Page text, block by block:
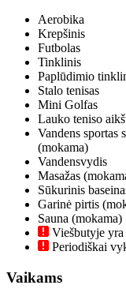
Aerobika
Krepšinis
Futbolas
Tinklinis
Paplūdimio
Stalo tenisas
Mini Golfas
Lauko teniso
Vandens sportas
(mokama)
Vandensvydis
Masažas
Sūkurinis
Garinė pirtis
Sauna (mokama)
Viešbutyje yra
Periodiškai
Vaikams